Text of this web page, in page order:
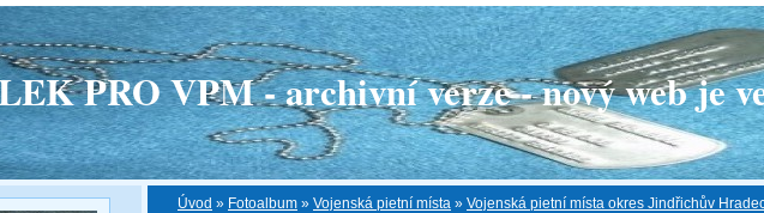
PRO VPM - archivní verze - nový web je
Úvod » Fotoalbum » Vojenská pietní místa » Vojenská pietní místa okres Jindřichův